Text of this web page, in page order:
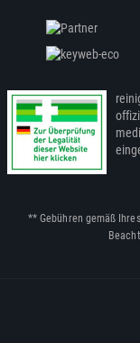
** Gebühren gemäß